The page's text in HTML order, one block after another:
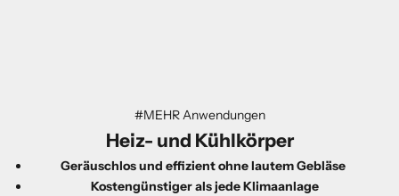
#MEHR Anwendungen
Heiz- und Kühlkörper
Geräuschlos und effizient ohne lautem Gebläse
Kostengünstiger als jede Klimaanlage